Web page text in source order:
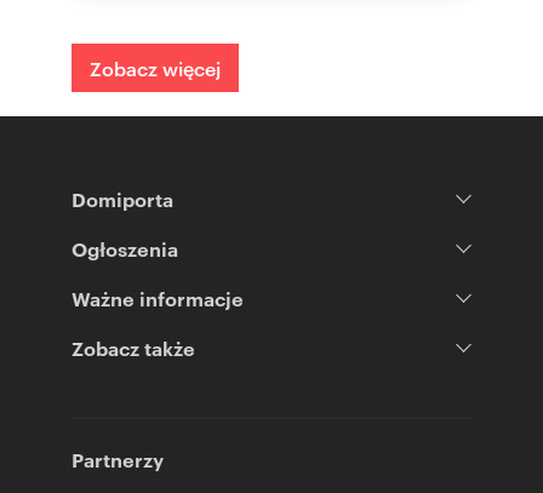
Zobacz więcej
Domiporta
Ogłoszenia
Ważne informacje
Zobacz także
Partnerzy